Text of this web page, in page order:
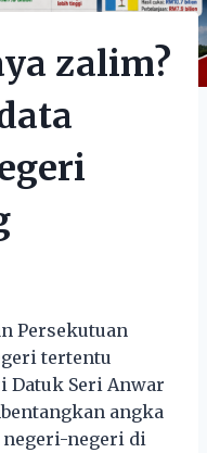
zalim?
Persekutuan
tertentu
Datuk Seri Anwar
angka
negeri di